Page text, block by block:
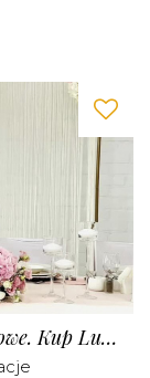
Novbis Ścianki Ślubne I Okolicznościowe. Kup Lub Wypożycz